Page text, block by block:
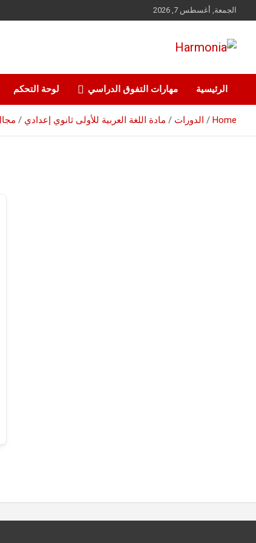
to
الجمعة, أغسطس 7, 2026
Harmonia
الرئيسية مهارات التفوق الدراسي لوحة التحكم
Home الدورات مادة اللغة العربية للأولى ثانوي إعدادي